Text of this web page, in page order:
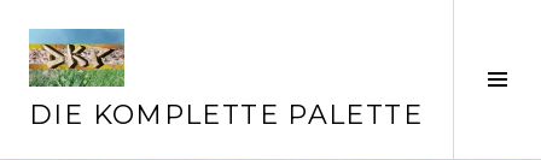
zum
Inhalt
DIE KOMPLETTE PALETTE